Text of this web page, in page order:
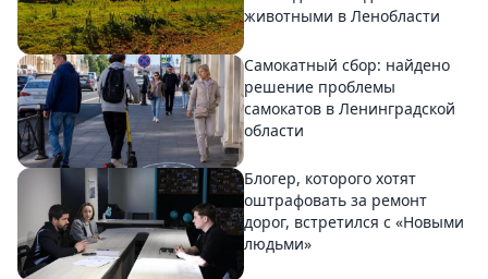
животными в Ленобласти
Самокатный сбор: найдено
решение проблемы
самокатов в Ленинградской
области
Блогер, которого хотят
оштрафовать за ремонт
дорог, встретился с «Новыми
людьми»